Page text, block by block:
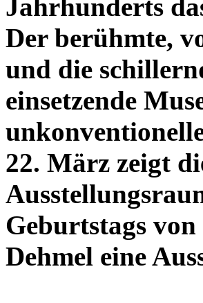
Jahrhunderts
Der berühmte,
und die
einsetzende
22. März zeigt
Geburtstags
Dehmel eine